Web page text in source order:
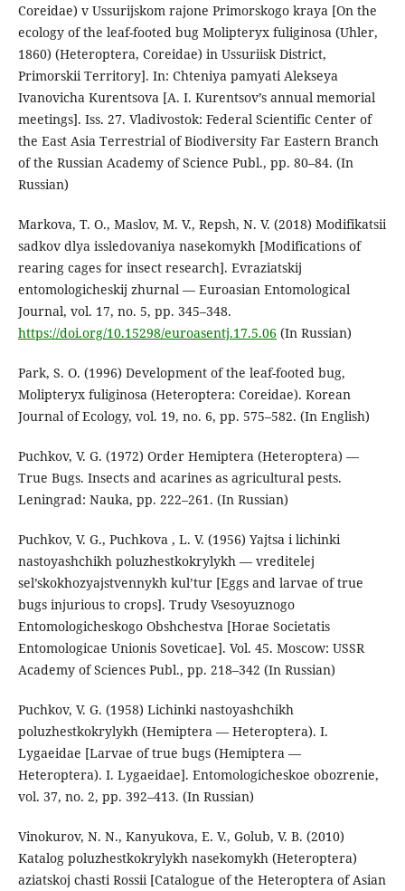
Coreidae) v Ussurijskom rajone Primorskogo kraya [On the
ecology of the leaf-footed bug Molipteryx fuliginosa (Uhler,
1860) (Heteroptera, Coreidae) in Ussuriisk District,
Primorskii Territory]. In: Chteniya pamyati Alekseya
Ivanovicha Kurentsova [A. I. Kurentsov’s annual memorial
meetings]. Iss. 27. Vladivostok: Federal Scientific Center of
the East Asia Terrestrial of Biodiversity Far Eastern Branch
of the Russian Academy of Science Publ., pp. 80–84. (In
Russian)
Markova, T. O., Maslov, M. V., Repsh, N. V. (2018) Modifikatsii
sadkov dlya issledovaniya nasekomykh [Modifications of
rearing cages for insect research]. Evraziatskij
entomologicheskij zhurnal — Euroasian Entomological
Journal, vol. 17, no. 5, pp. 345–348.
https://doi.org/10.15298/euroasentj.17.5.06 (In Russian)
Park, S. O. (1996) Development of the leaf-footed bug,
Molipteryx fuliginosa (Heteroptera: Coreidae). Korean
Journal of Ecology, vol. 19, no. 6, pp. 575–582. (In English)
Puchkov, V. G. (1972) Order Hemiptera (Heteroptera) —
True Bugs. Insects and acarines as agricultural pests.
Leningrad: Nauka, pp. 222–261. (In Russian)
Puchkov, V. G., Puchkova , L. V. (1956) Yajtsa i lichinki
nastoyashchikh poluzhestkokrylykh — vreditelej
sel’skokhozyajstvennykh kul’tur [Eggs and larvae of true
bugs injurious to crops]. Trudy Vsesoyuznogo
Entomologicheskogo Obshchestva [Horae Societatis
Entomologicae Unionis Soveticae]. Vol. 45. Moscow: USSR
Academy of Sciences Publ., pp. 218–342 (In Russian)
Puchkov, V. G. (1958) Lichinki nastoyashchikh
poluzhestkokrylykh (Hemiptera — Heteroptera). I.
Lygaeidae [Larvae of true bugs (Hemiptera —
Heteroptera). I. Lygaeidae]. Entomologicheskoe obozrenie,
vol. 37, no. 2, pp. 392–413. (In Russian)
Vinokurov, N. N., Kanyukova, E. V., Golub, V. B. (2010)
Katalog poluzhestkokrylykh nasekomykh (Heteroptera)
aziatskoj chasti Rossii [Catalogue of the Heteroptera of Asian